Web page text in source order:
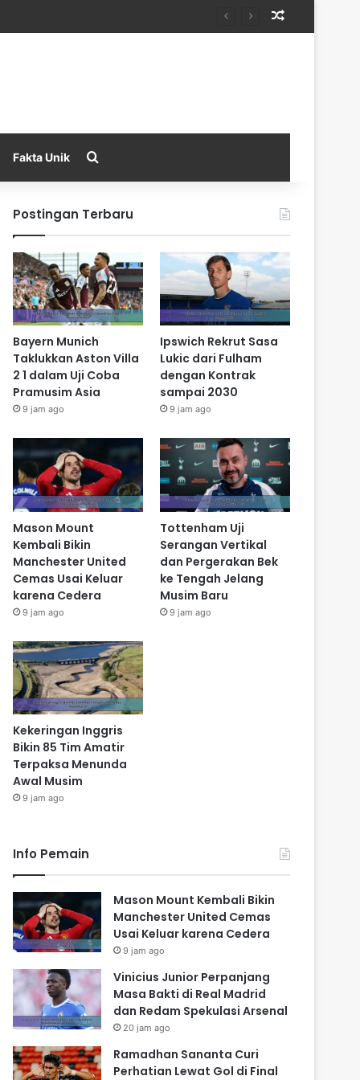
Fakta Unik
Postingan Terbaru
Bayern Munich
Taklukkan Aston Villa
2 1 dalam Uji Coba
Pramusim Asia
9 jam ago
Ipswich Rekrut Sasa
Lukic dari Fulham
dengan Kontrak
sampai 2030
9 jam ago
Mason Mount
Kembali Bikin
Manchester United
Cemas Usai Keluar
karena Cedera
9 jam ago
Tottenham Uji
Serangan Vertikal
dan Pergerakan Bek
ke Tengah Jelang
Musim Baru
9 jam ago
Kekeringan Inggris
Bikin 85 Tim Amatir
Terpaksa Menunda
Awal Musim
9 jam ago
Info Pemain
Mason Mount Kembali Bikin
Manchester United Cemas
Usai Keluar karena Cedera
9 jam ago
Vinicius Junior Perpanjang
Masa Bakti di Real Madrid
dan Redam Spekulasi Arsenal
20 jam ago
Ramadhan Sananta Curi
Perhatian Lewat Gol di Final